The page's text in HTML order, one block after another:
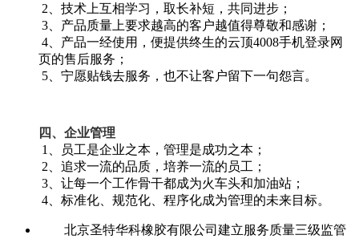
2、技术上互相学习，取长补短，共同进步；
3、产品质量上要求越高的客户越值得尊敬和感谢；
4、产品一经使用，便提供终生的云顶4008手机登录网
页的售后服务；
5、宁愿贴钱去服务，也不让客户留下一句怨言。
四、企业管理
1、员工是企业之本，管理是成功之本；
2、追求一流的品质，培养一流的员工；
3、让每一个工作骨干都成为火车头和加油站；
4、标准化、规范化、程序化成为管理的未来目标。
北京圣特华科橡胶有限公司建立服务质量三级监管